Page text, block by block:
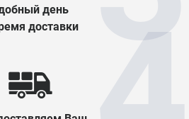
день
доставки